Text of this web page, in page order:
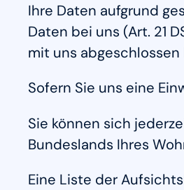
Ihre Daten aufgrund
Daten bei uns (Art. 21
mit uns abgeschlossen
Sofern Sie uns eine
Sie können sich
Bundeslands Ihres
Eine Liste der